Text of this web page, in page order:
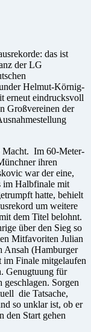
das ist
der LG
Helmut-Körnig-
erneut eindrucksvoll
Großvereinen der
Macht. Im 60-Meter-
ihren
war der eine,
im Halbfinale mit
hatte, behielt
um weitere
dem Titel belohnt.
über den Sieg so
Mitfavoriten Julian
Ansah (Hamburger
im Finale mitgelaufen
Genugtuung für
Sorgen
die Tatsache,
so unklar ist, ob er
den Start gehen